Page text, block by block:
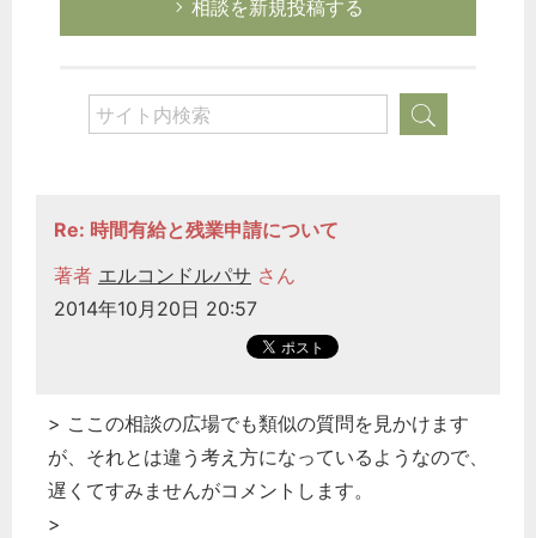
相談を新規投稿する
Re: 時間有給と残業申請について
著者 エルコンドルパサ さん
2014年10月20日 20:57
> ここの相談の広場でも類似の質問を見かけます
が、それとは違う考え方になっているようなので、
遅くてすみませんがコメントします。
>